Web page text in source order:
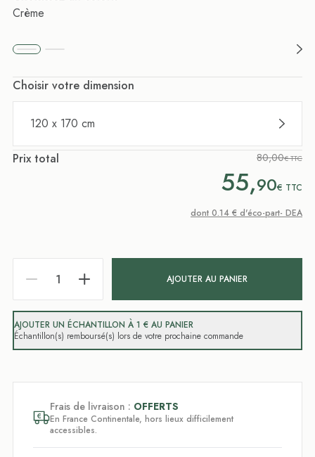
Crème
Choisir votre dimension
120 x 170 cm
Prix total 80,00€ TTC
55,90€ TTC
dont 0.14 € d'éco-part- DEA
AJOUTER AU PANIER
AJOUTER UN ÉCHANTILLON À 1 € AU PANIER
Échantillon(s) remboursé(s) lors de votre prochaine commande
Frais de livraison : OFFERTS
En France Continentale, hors lieux difficilement
accessibles.